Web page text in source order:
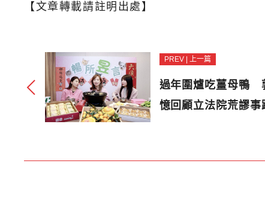
【文章轉載請註明出處】
PREV | 上一篇
過年圍爐吃薑母鴨
憶回顧立法院荒謬事